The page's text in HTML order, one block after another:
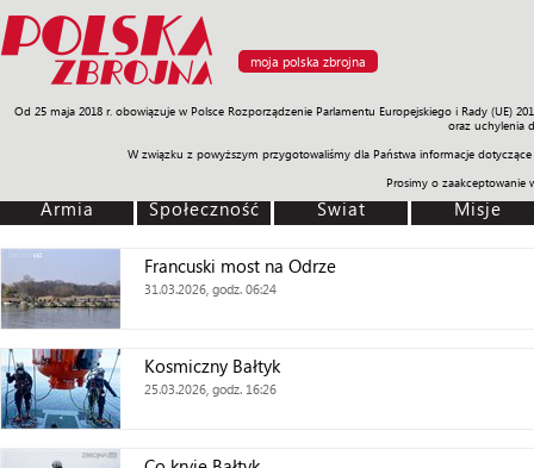
moja polska zbrojna
Od 25 maja 2018 r. obowiązuje w Polsce Rozporządzenie Parlamentu Europejskiego i Rady
oraz uchylenia
W związku z powyższym przygotowaliśmy dla Państwa informacje
Prosimy o
Armia Poligon Sprzęt Misje Polityka Prawo Świat
Armia Społeczność Świat Misje
Francuski most na Odrze
31.03.2026, godz. 06:24
Kosmiczny Bałtyk
25.03.2026, godz. 16:26